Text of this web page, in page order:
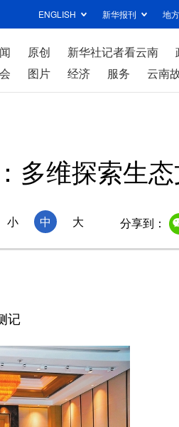
ENGLISH 新华报刊 地
原创 新华社记者看云南
图片 经济 服务 云南
多维探索生
小 中 大 分享到：
记